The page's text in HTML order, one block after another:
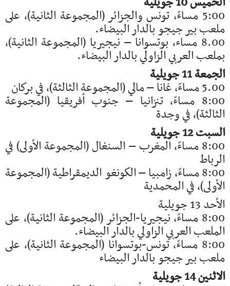
5:00 مساءً، تونس والجزائر (المجموعة الثانية)، على
ملعب بير جيجو بالدار البيضاء.
8.00 مساء، بوتسوانا – نيجيريا (المجموعة الثانية)،
بملعب العربي الزاولي بالدار البيضاء.
الجمعة 11 جويلية
5.00 مساءً، غانا – مالي (المجموعة الثالثة)، في بركان
8:00 مساءً، تنزانيا – جنوب أفريقيا (المجموعة
الثالثة)، في وجدة
السبت 12 جويلية
8:00 مساءً، المغرب – السنغال (المجموعة الأولى) في
الرباط
8:00 مساءً، زامبيا – الكونغو الديمقراطية (المجموعة
الأولى)، في المحمدية
الأحد 13 جويلية
8:00 مساءً، نيجيريا-الجزائر (المجموعة الثانية)، على
الملعب العربي الزاولي بالدار البيضاء.
8:00 مساءً، تونس-بوتسوانا (المجموعة الثانية)، على
ملعب بير جيجو بالدار البيضاء
الاثنين 14 جويلية